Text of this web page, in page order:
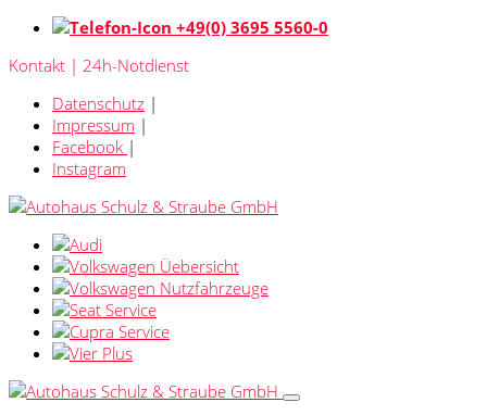
+49(0) 3695 5560-0
Kontakt | 24h-Notdienst
Datenschutz |
Impressum |
Facebook |
Instagram